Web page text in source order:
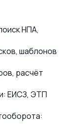
НПА,
шаблонов
расчёт
ЕИСЗ, ЭТП